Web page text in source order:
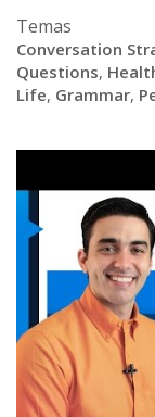
Temas
Conversation
Questions,
Life, Grammar,